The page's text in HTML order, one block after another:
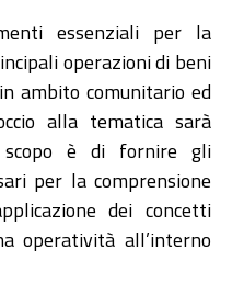
essenziali per la
operazioni di beni
ambito comunitario ed
alla tematica sarà
scopo è di fornire gli
per la comprensione
dei concetti
operatività all’interno